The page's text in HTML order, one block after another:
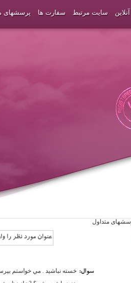
سایت مرتبط سفارت ها پرسشهای
متداول
:سوال